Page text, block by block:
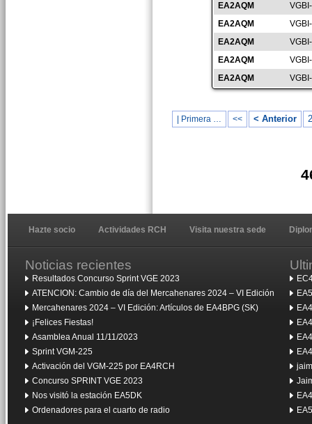
EA2AQM
EA2AQM
EA2AQM
EA2AQM
EA2AQM
| Primera … << < Anterior
Hazte socio Actividades RCH Visita nuestra sede
Noticias recientes
Resultados Concurso Sprint VGE 2023
ATENCION: Cambio de día del Mercahenares 2024 – VI Edición
Mercahenares 2024 – VI Edición: Artículos de EA4BPG (SK)
¡Felices Fiestas!
Asamblea Anual 11/11/2023
Sprint VGM-225
Activación del VGM-225 por EA4RCH
Concurso SPRINT VGE 2023
Nos visitó la estación EA5DK
Ordenadores para el cuarto de radio